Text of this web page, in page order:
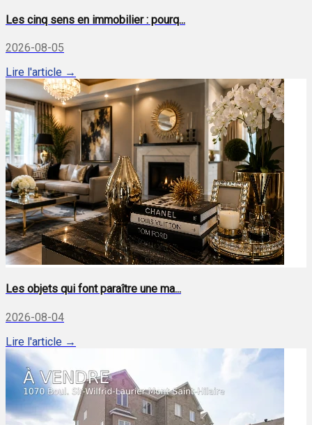
Les cinq sens en immobilier : pourq...
2026-08-05
Lire l'article →
Les objets qui font paraître une ma...
2026-08-04
Lire l'article →